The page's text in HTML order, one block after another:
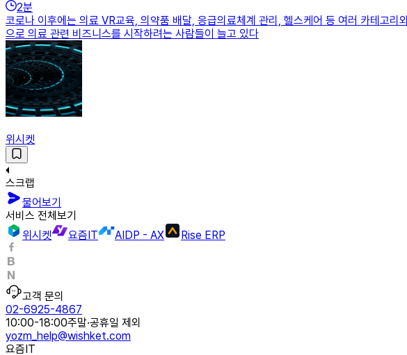
2분
코로나 이후에는 의료 VR교육, 의약품 배달, 응급의료체계 관리, 헬스케어 등 여러 카테고
으로 의료 관련 비즈니스를 시작하려는 사람들이 늘고 있다
위시켓
스크랩
물어보기
서비스 전체보기
위시켓
요즘IT AIDP - AX Rise ERP
고객 문의
02-6925-4867
10:00-18:00주말·공휴일 제외
yozm_help@wishket.com
요즘IT